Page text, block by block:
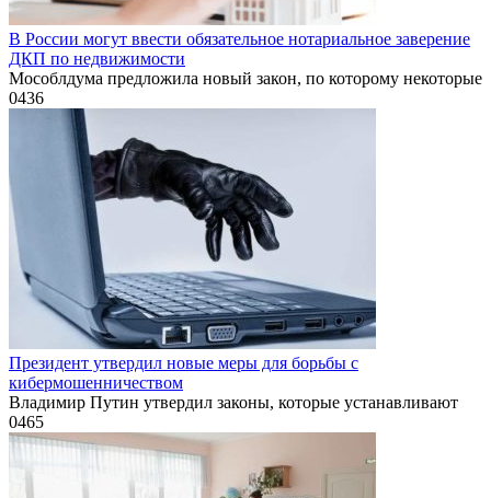
В России могут ввести обязательное нотариальное заверение
ДКП по недвижимости
Мособлдума предложила новый закон, по которому некоторые
0436
Президент утвердил новые меры для борьбы с
кибермошенничеством
Владимир Путин утвердил законы, которые устанавливают
0465